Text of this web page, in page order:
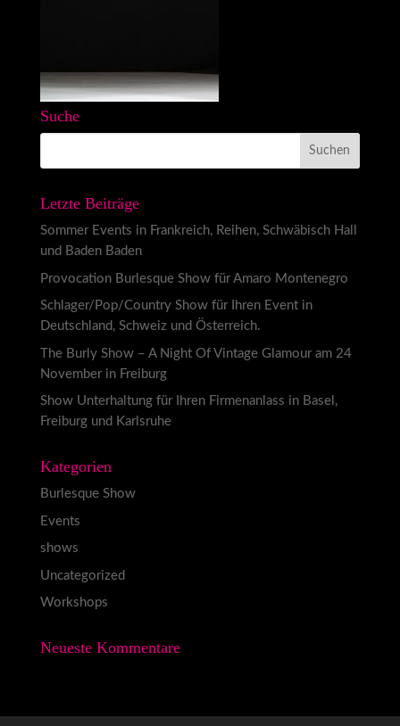
Suche
Letzte Beiträge
Sommer Events in Frankreich, Reihen, Schwäbisch Hall
und Baden Baden
Provocation Burlesque Show für Amaro Montenegro
Schlager/Pop/Country Show für Ihren Event in
Deutschland, Schweiz und Österreich.
The Burly Show – A Night Of Vintage Glamour am 24
November in Freiburg
Show Unterhaltung für Ihren Firmenanlass in Basel,
Freiburg und Karlsruhe
Kategorien
Burlesque Show
Events
shows
Uncategorized
Workshops
Neueste Kommentare